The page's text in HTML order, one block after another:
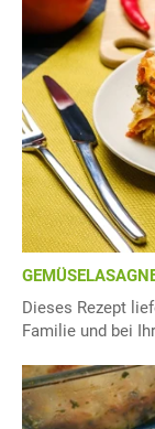
Dieses Rezept
Familie und bei